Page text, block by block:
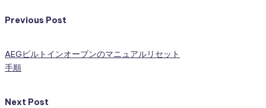
Previous Post
AEGビルトインオーブンのマニュアルリセット
手順
Next Post